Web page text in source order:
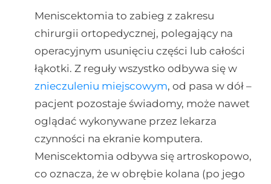
Meniscektomia to zabieg z zakresu
chirurgii ortopedycznej, polegający na
operacyjnym usunięciu części lub całości
łąkotki. Z reguły wszystko odbywa się w
znieczuleniu miejscowym, od pasa w dół –
pacjent pozostaje świadomy, może nawet
oglądać wykonywane przez lekarza
czynności na ekranie komputera.
Meniscektomia odbywa się artroskopowo,
co oznacza, że w obrębie kolana (po jego